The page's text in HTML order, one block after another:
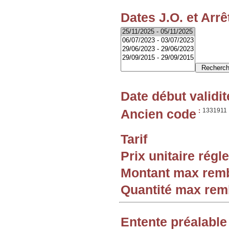
Dates J.O. et
Date début
Ancien code : 1331911
Tarif
Prix unitaire
Montant max
Quantité max
Entente préalable